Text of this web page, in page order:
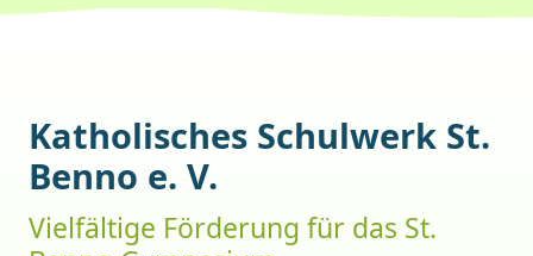
Katholisches Schulwerk St.
Benno e. V.
Vielfältige Förderung für das St.